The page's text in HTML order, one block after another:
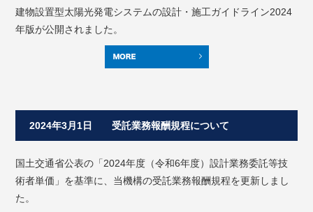
建物設置型太陽光発電システムの設計・施工ガイドライン2024
年版が公開されました。
2024年3月1日 受託業務報酬規程について
国土交通省公表の「2024年度（令和6年度）設計業務委託等技
術者単価」を基準に、当機構の受託業務報酬規程を更新しまし
た。